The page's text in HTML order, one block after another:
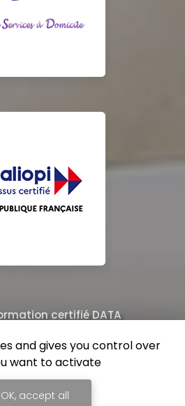
certifié DATA
and gives you control over
want to activate
OK, accept all